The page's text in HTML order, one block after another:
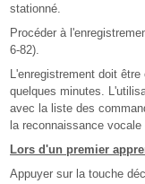
stationné.
Procéder à
6-82).
L'enregistrement doit
quelques minutes.
avec la liste des
la reconnaissance
Lors d'un premier
Appuyer sur la touche